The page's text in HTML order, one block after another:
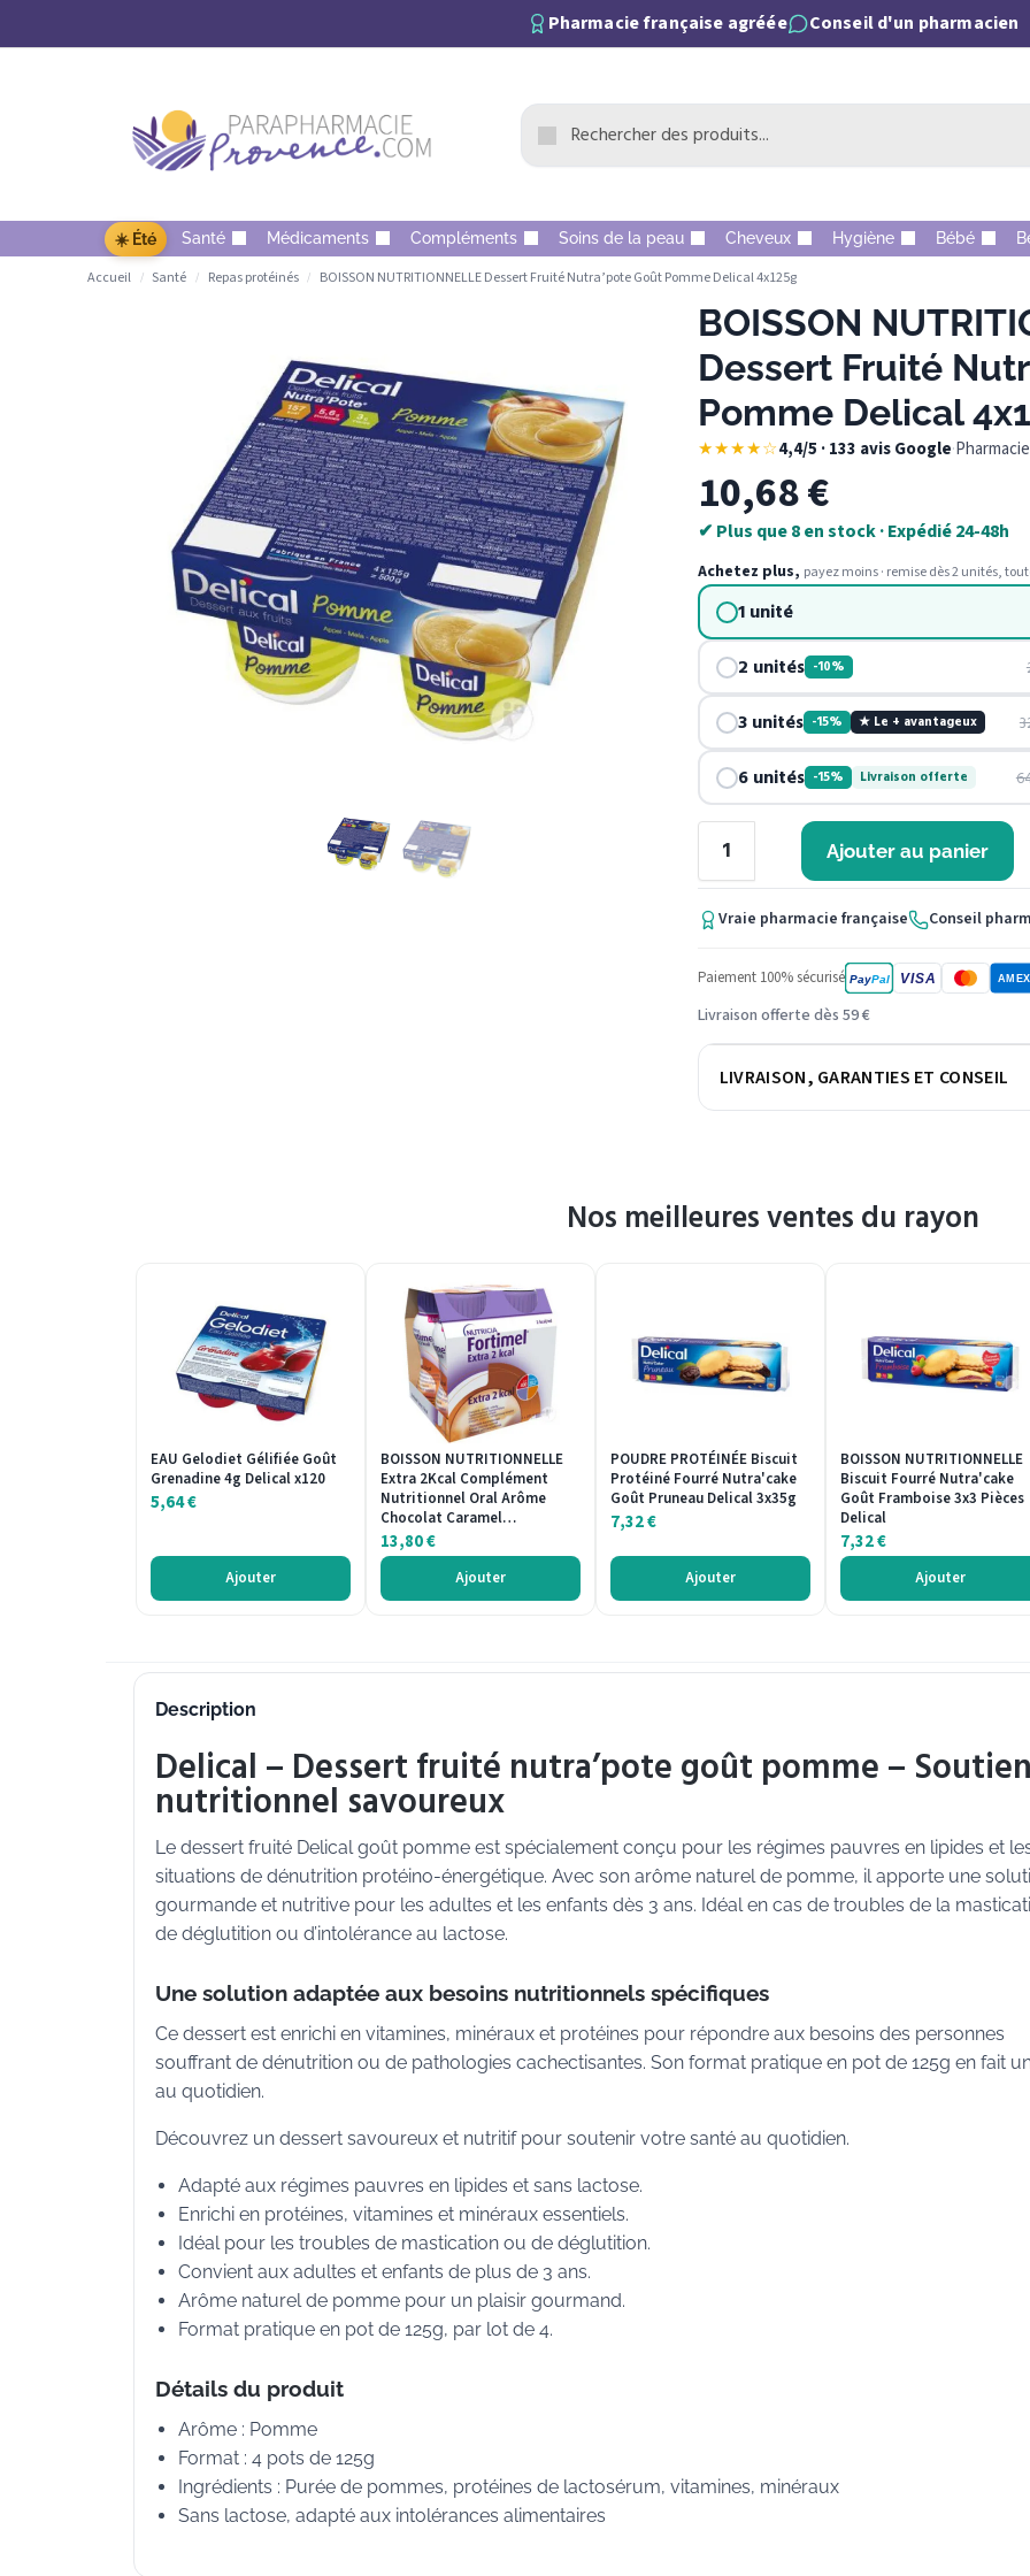
Pharmacie française agréée Conseil d'un pharmacien
☀️ Été Santé Médicaments Compléments Soins de la peau Cheveux Hygiène Bébé
Accueil / Santé / Repas protéinés / BOISSON NUTRITIONNELLE Dessert Fruité Nutra’pote Goût Pomme Delical 4x125g
BOISSON
Dessert Fruité
Pomme Delical
★★★★☆4,4/5 · 133 avis Google·
10,68€
✔ Plus que 8 en stock · Expédié 24-48h
Achetez plus, payez moins · remise dès 2 unités,
1 unité
2 unités -10%
3 unités -15% ★ Le + avantageux
6 unités -15% Livraison offerte
Ajouter au panier
Vraie pharmacie française Conseil
Paiement 100% sécurisé PayPal VISA AMEX
Livraison offerte dès 59 €
LIVRAISON, GARANTIES ET CONSEIL
Nos meilleures ventes du rayon
EAU Gelodiet Gélifiée Goût
Grenadine 4g Delical x120
5,64€
Ajouter
BOISSON NUTRITIONNELLE
Extra 2Kcal Complément
Nutritionnel Oral Arôme
Chocolat Caramel…
13,80€
Ajouter
POUDRE PROTÉINÉE Biscuit
Protéiné Fourré Nutra'cake
Goût Pruneau Delical 3x35g
7,32€
Ajouter
BOISSON NUTRITIONNELLE
Biscuit Fourré Nutra'cake
Goût Framboise 3x3 Pièces
Delical
7,32€
Ajouter
Description
Delical – Dessert fruité nutra’pote goût pomme – Soutien
nutritionnel savoureux
Le dessert fruité Delical goût pomme est spécialement conçu pour les régimes pauvres en lipides et
situations de dénutrition protéino-énergétique. Avec son arôme naturel de pomme, il apporte une
gourmande et nutritive pour les adultes et les enfants dès 3 ans. Idéal en cas de troubles de la
de déglutition ou d’intolérance au lactose.
Une solution adaptée aux besoins nutritionnels spécifiques
Ce dessert est enrichi en vitamines, minéraux et protéines pour répondre aux besoins des personnes
souffrant de dénutrition ou de pathologies cachectisantes. Son format pratique en pot de 125g en fait
au quotidien.
Découvrez un dessert savoureux et nutritif pour soutenir votre santé au quotidien.
Adapté aux régimes pauvres en lipides et sans lactose.
Enrichi en protéines, vitamines et minéraux essentiels.
Idéal pour les troubles de mastication ou de déglutition.
Convient aux adultes et enfants de plus de 3 ans.
Arôme naturel de pomme pour un plaisir gourmand.
Format pratique en pot de 125g, par lot de 4.
Détails du produit
Arôme : Pomme
Format : 4 pots de 125g
Ingrédients : Purée de pommes, protéines de lactosérum, vitamines, minéraux
Sans lactose, adapté aux intolérances alimentaires